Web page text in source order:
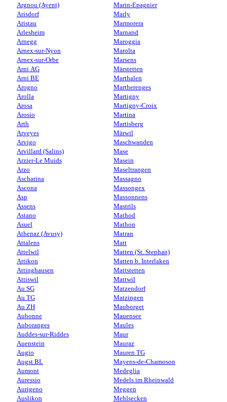
Argnou (Ayent)
Arisdorf
Aristau
Arlesheim
Arnegg
Arnex-sur-Nyon
Arnex-sur-Orbe
Arni AG
Arni BE
Arogno
Arolla
Arosa
Arosio
Arth
Arveyes
Arvigo
Arvillard (Salins)
Arzier-Le Muids
Arzo
Ascharina
Ascona
Asp
Assens
Astano
Asuel
Athenaz (Avusy)
Attalens
Attelwil
Attikon
Attinghausen
Attiswil
Au SG
Au TG
Au ZH
Aubonne
Auboranges
Auddes-sur-Riddes
Auenstein
Augio
Augst BL
Aumont
Auressio
Aurigeno
Auslikon
Marin-Epagnier
Marly
Marmorera
Marnand
Maroggia
Marolta
Marsens
Märstetten
Marthalen
Martherenges
Martigny
Martigny-Croix
Martina
Martisberg
Märwil
Maschwanden
Mase
Masein
Maseltrangen
Massagno
Massongex
Massonnens
Mastrils
Mathod
Mathon
Matran
Matt
Matten (St. Stephan)
Matten b. Interlaken
Mattstetten
Mattwil
Matzendorf
Matzingen
Mauborget
Mauensee
Maules
Maur
Mauraz
Mauren TG
Mayens-de-Chamoson
Medeglia
Medels im Rheinwald
Meggen
Mehlsecken